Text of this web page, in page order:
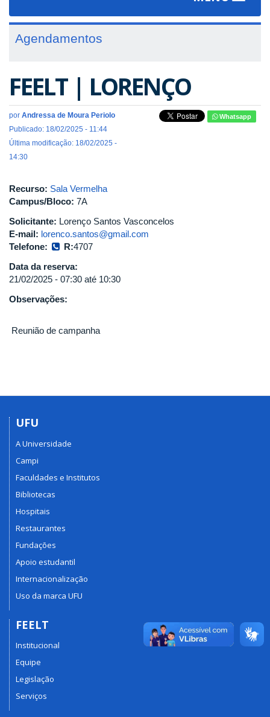
Agendamentos
FEELT | LORENÇO
por Andressa de Moura Periolo
Publicado: 18/02/2025 - 11:44
Última modificação: 18/02/2025 -
14:30
Whatsapp
Recurso: Sala Vermelha
Campus/Bloco: 7A
Solicitante: Lorenço Santos Vasconcelos
E-mail: lorenco.santos@gmail.com
Telefone:
R:4707
Data da reserva:
21/02/2025 - 07:30 até 10:30
Observações:
Reunião de campanha
UFU
A Universidade
Campi
Faculdades e Institutos
Bibliotecas
Hospitais
Restaurantes
Fundações
Apoio estudantil
Internacionalização
Uso da marca UFU
FEELT
Institucional
Equipe
Legislação
Serviços